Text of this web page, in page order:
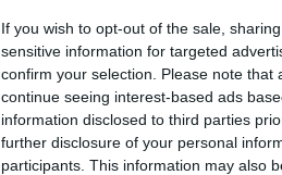
If you wish to opt-out of the sale,
sensitive information for targeted
confirm your selection. Please note
continue seeing interest-based ads
information disclosed to third parties
further disclosure of your personal
participants. This information may also